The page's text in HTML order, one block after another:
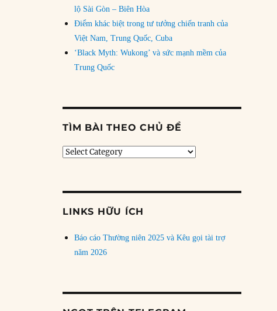
lộ Sài Gòn – Biên Hòa
Điểm khác biệt trong tư tưởng chiến tranh của
Việt Nam, Trung Quốc, Cuba
‘Black Myth: Wukong’ và sức mạnh mềm của
Trung Quốc
TÌM BÀI THEO CHỦ ĐỀ
Tìm
LINKS HỮU ÍCH
Báo cáo Thường niên 2025 và Kêu gọi tài trợ
năm 2026